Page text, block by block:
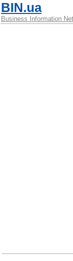
BIN.ua
Business Information